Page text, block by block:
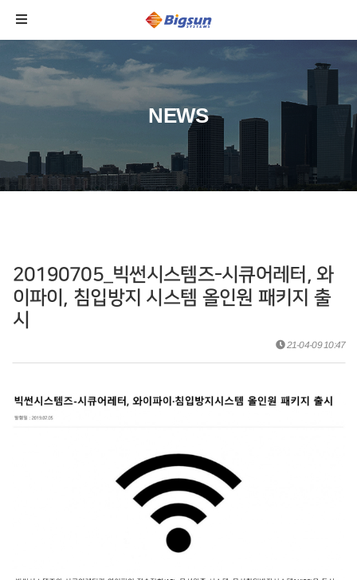
NEWS
20190705_빅썬시스템즈-시큐어레터, 와
이파이, 침입방지 시스템 올인원 패키지 출
시
21-04-09 10:47